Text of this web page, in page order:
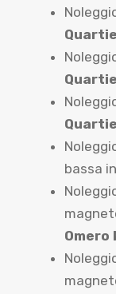
bassa
Omero